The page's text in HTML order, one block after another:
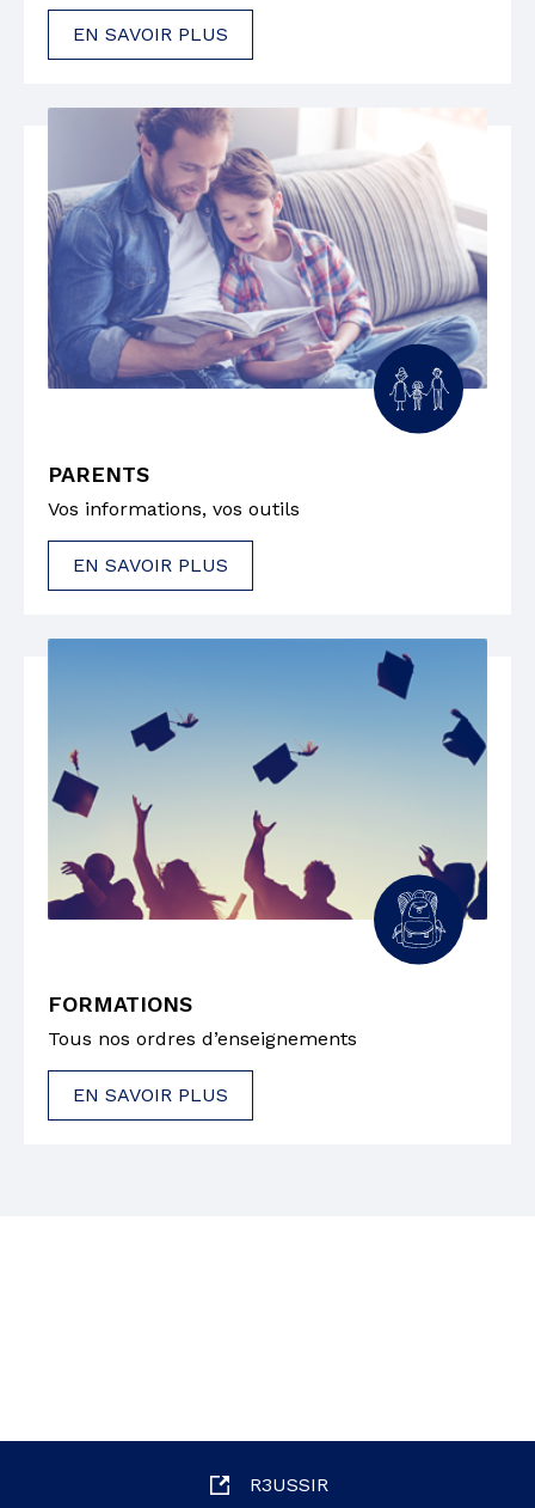
EN SAVOIR PLUS
PARENTS
Vos informations, vos outils
EN SAVOIR PLUS
FORMATIONS
Tous nos ordres d’enseignements
EN SAVOIR PLUS
R3USSIR